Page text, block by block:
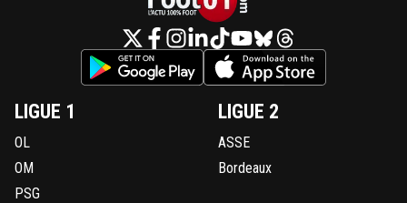
LIGUE 1
OL
OM
PSG
LIGUE 2
ASSE
Bordeaux